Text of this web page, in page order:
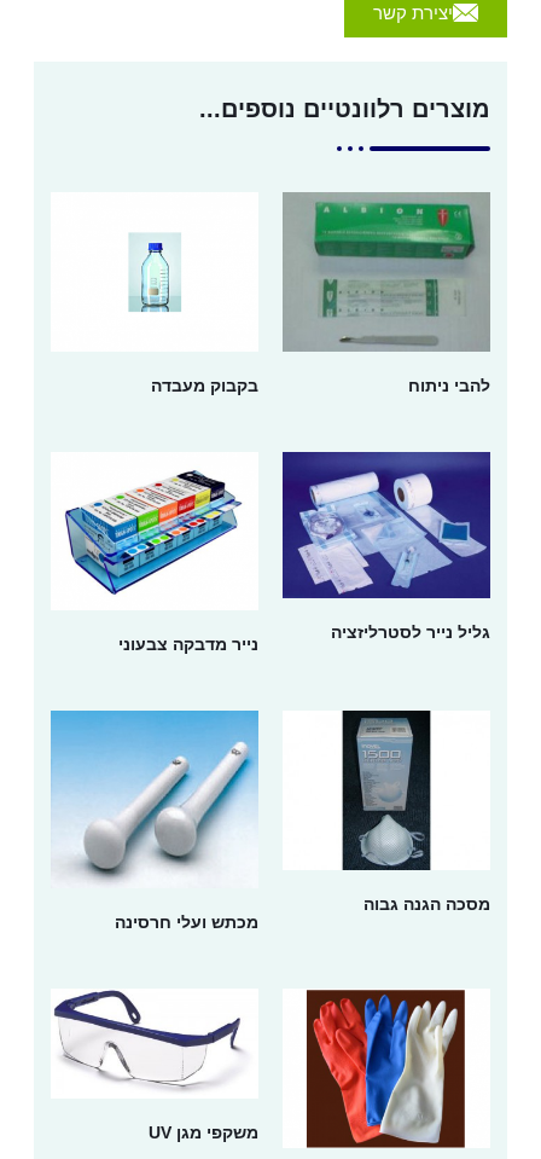
יצירת קשר
מוצרים רלוונטיים נוספים...
להבי ניתוח בקבוק מעבדה
גליל נייר לסטרליזציה
נייר מדבקה צבעוני
מסכה הגנה גבוה
מכתש ועלי חרסינה
משקפי מגן UV